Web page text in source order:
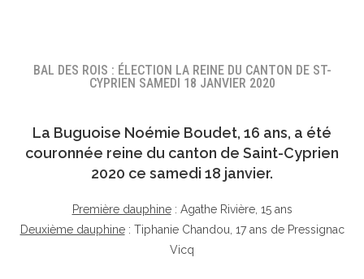
BAL DES ROIS : ÉLECTION LA REINE DU CANTON DE ST-
CYPRIEN SAMEDI 18 JANVIER 2020
La Buguoise Noémie Boudet, 16 ans, a été
couronnée reine du canton de Saint-Cyprien
2020 ce samedi 18 janvier.
Première dauphine: Agathe Rivière, 15 ans
Deuxième dauphine: Tiphanie Chandou, 17 ans de Pressignac
Vicq